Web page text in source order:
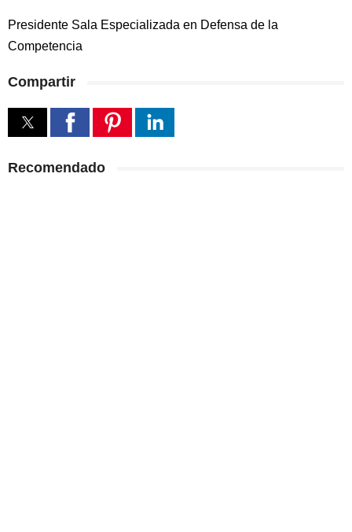
Presidente Sala Especializada en Defensa de la
Competencia
Compartir
Recomendado